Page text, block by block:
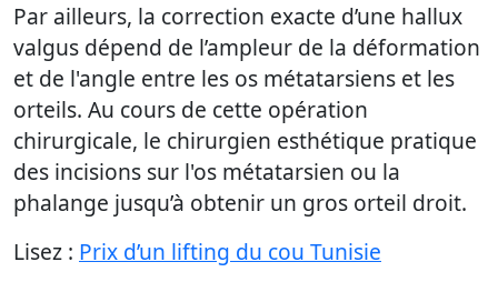
Par ailleurs, la correction exacte d’une hallux
valgus dépend de l’ampleur de la déformation
et de l'angle entre les os métatarsiens et les
orteils. Au cours de cette opération
chirurgicale, le chirurgien esthétique pratique
des incisions sur l'os métatarsien ou la
phalange jusqu’à obtenir un gros orteil droit.
Lisez : Prix d’un lifting du cou Tunisie